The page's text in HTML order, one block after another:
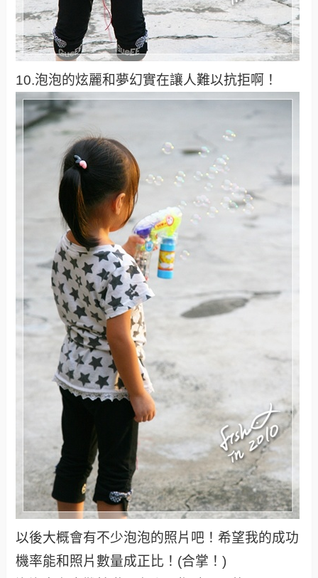
10.泡泡的炫麗和夢幻實在讓人難以抗拒啊！
以後大概會有不少泡泡的照片吧！希望我的成功
機率能和照片數量成正比！(合掌！)